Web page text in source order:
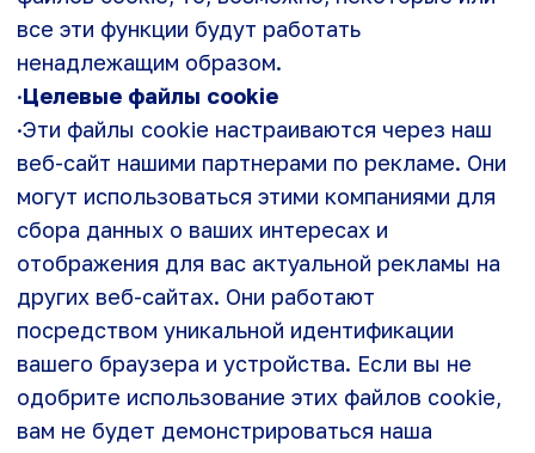
и материалов, которые они согласились
получать, и которые могут представлять для
них интерес.
Предоставление достоверной информации
пользователем обеспечит более
качественный подход к разрешению
Защита информации
·«Молвер» принимает необходимые меры
безопасности в процессе сбора, хранения и
обработки информации о Пользователях для
предотвращения несанкционированного
доступа к ней с целью раскрытия, изменения
или уничтожения.
Раскрытие информации
·Полученные данные Пользователей не
передаются другим юридическим или
физическим лицам, за исключением случаев,